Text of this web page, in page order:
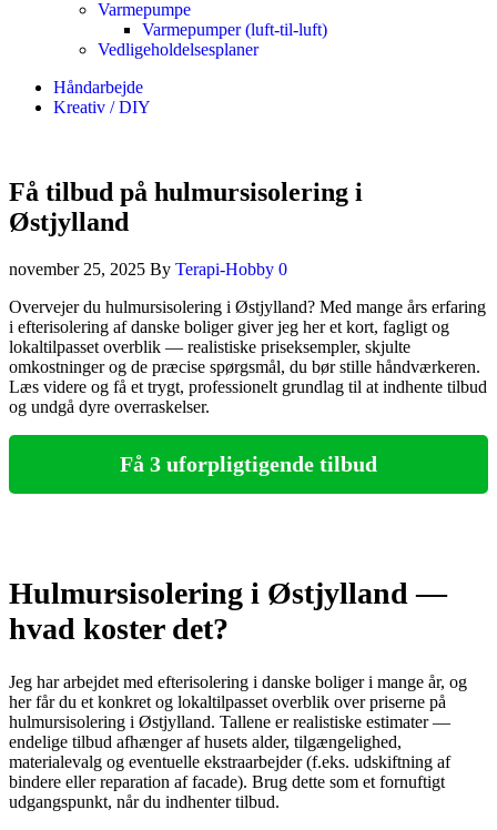
Varmepumpe
Varmepumper (luft-til-luft)
Vedligeholdelsesplaner
Håndarbejde
Kreativ / DIY
Få tilbud på hulmursisolering i
Østjylland
november 25, 2025 By Terapi-Hobby 0
Overvejer du hulmursisolering i Østjylland? Med mange års erfaring
i efterisolering af danske boliger giver jeg her et kort, fagligt og
lokaltilpasset overblik — realistiske priseksempler, skjulte
omkostninger og de præcise spørgsmål, du bør stille håndværkeren.
Læs videre og få et trygt, professionelt grundlag til at indhente tilbud
og undgå dyre overraskelser.
Få 3 uforpligtigende tilbud
Hulmursisolering i Østjylland —
hvad koster det?
Jeg har arbejdet med efterisolering i danske boliger i mange år, og
her får du et konkret og lokaltilpasset overblik over priserne på
hulmursisolering i Østjylland. Tallene er realistiske estimater —
endelige tilbud afhænger af husets alder, tilgængelighed,
materialevalg og eventuelle ekstraarbejder (f.eks. udskiftning af
bindere eller reparation af facade). Brug dette som et fornuftigt
udgangspunkt, når du indhenter tilbud.